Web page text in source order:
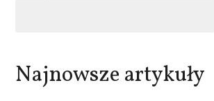
Najnowsze artykuły